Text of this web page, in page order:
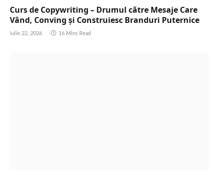
Curs de Copywriting – Drumul către Mesaje Care
Vând, Conving și Construiesc Branduri Puternice
iulie 22, 2026 16 Mins Read